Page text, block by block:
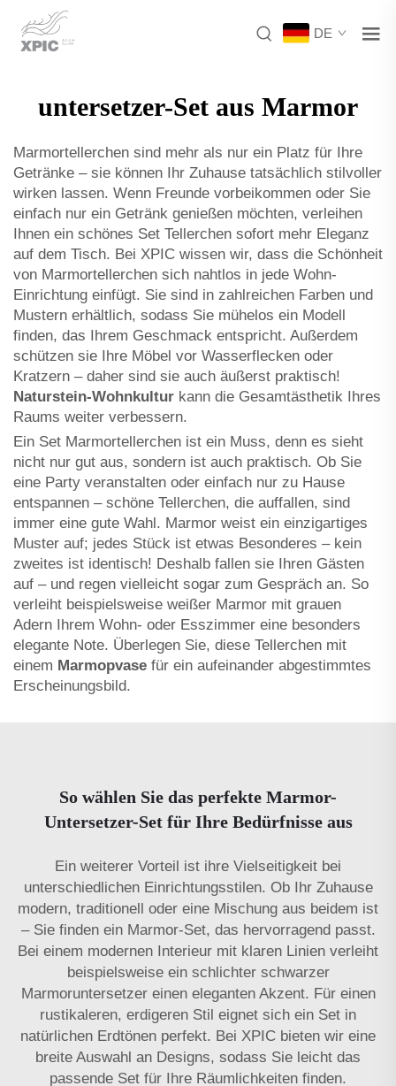
DE
untersetzer-Set aus Marmor
Marmortellerchen sind mehr als nur ein Platz für Ihre
Getränke – sie können Ihr Zuhause tatsächlich stilvoller
wirken lassen. Wenn Freunde vorbeikommen oder Sie
einfach nur ein Getränk genießen möchten, verleihen
Ihnen ein schönes Set Tellerchen sofort mehr Eleganz
auf dem Tisch. Bei XPIC wissen wir, dass die Schönheit
von Marmortellerchen sich nahtlos in jede Wohn-
Einrichtung einfügt. Sie sind in zahlreichen Farben und
Mustern erhältlich, sodass Sie mühelos ein Modell
finden, das Ihrem Geschmack entspricht. Außerdem
schützen sie Ihre Möbel vor Wasserflecken oder
Kratzern – daher sind sie auch äußerst praktisch!
Naturstein-Wohnkultur kann die Gesamtästhetik Ihres
Raums weiter verbessern.
Ein Set Marmortellerchen ist ein Muss, denn es sieht
nicht nur gut aus, sondern ist auch praktisch. Ob Sie
eine Party veranstalten oder einfach nur zu Hause
entspannen – schöne Tellerchen, die auffallen, sind
immer eine gute Wahl. Marmor weist ein einzigartiges
Muster auf; jedes Stück ist etwas Besonderes – kein
zweites ist identisch! Deshalb fallen sie Ihren Gästen
auf – und regen vielleicht sogar zum Gespräch an. So
verleiht beispielsweise weißer Marmor mit grauen
Adern Ihrem Wohn- oder Esszimmer eine besonders
elegante Note. Überlegen Sie, diese Tellerchen mit
einem Marmорvase für ein aufeinander abgestimmtes
Erscheinungsbild.
So wählen Sie das perfekte Marmor-
Untersetzer-Set für Ihre Bedürfnisse aus
Ein weiterer Vorteil ist ihre Vielseitigkeit bei
unterschiedlichen Einrichtungsstilen. Ob Ihr Zuhause
modern, traditionell oder eine Mischung aus beidem ist
– Sie finden ein Marmor-Set, das hervorragend passt.
Bei einem modernen Interieur mit klaren Linien verleiht
beispielsweise ein schlichter schwarzer
Marmoruntersetzer einen eleganten Akzent. Für einen
rustikaleren, erdigeren Stil eignet sich ein Set in
natürlichen Erdtönen perfekt. Bei XPIC bieten wir eine
breite Auswahl an Designs, sodass Sie leicht das
passende Set für Ihre Räumlichkeiten finden.